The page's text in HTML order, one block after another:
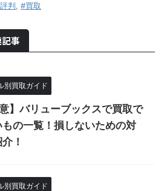
判 #買取
事
別買取ガイド
意】バリューブックスで買取で
もの一覧！損しないための対
！
別買取ガイド